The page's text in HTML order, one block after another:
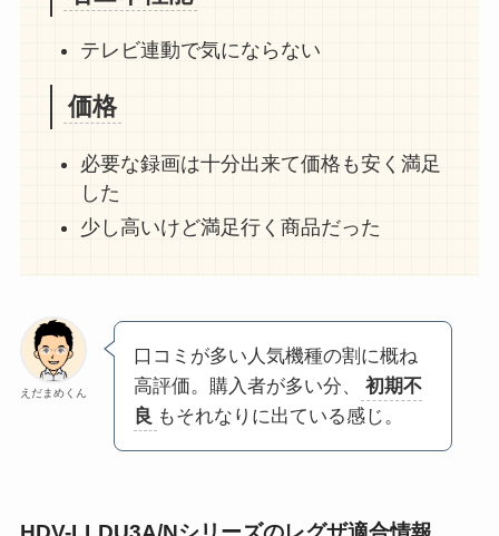
テレビ連動で気にならない
価格
必要な録画は十分出来て価格も安く満足
した
少し高いけど満足行く商品だった
えだまめくん
口コミが多い人気機種の割に概ね
高評価。購入者が多い分、
初期不
良 もそれなりに出ている感じ。